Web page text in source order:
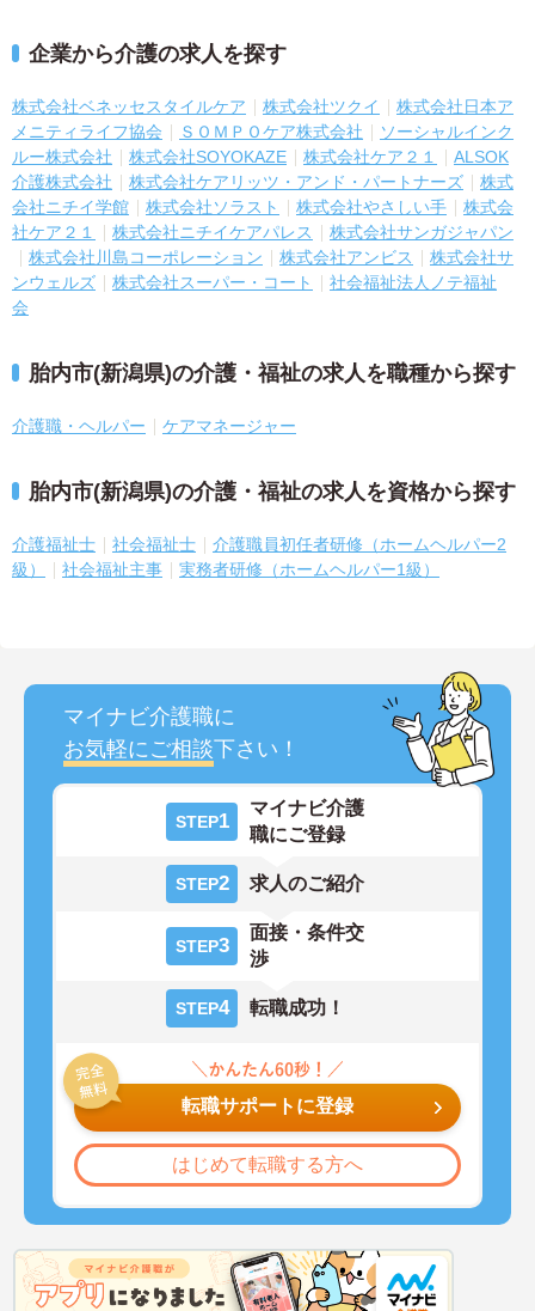
企業から介護の求人を探す
株式会社ベネッセスタイルケア 株式会社ツクイ
株式会社日本ア
メニティライフ協会
ＳＯＭＰＯケア株式会社
ソーシャルインク
ルー株式会社
株式会社SOYOKAZE 株式会社ケア２１
ALSOK
介護株式会社
株式会社ケアリッツ・アンド・パートナーズ
株式
会社ニチイ学館
株式会社ソラスト 株式会社やさしい手
株式会
社ケア２１
株式会社ニチイケアパレス
株式会社サンガジャパン
株式会社川島コーポレーション
株式会社アンビス
株式会社サ
ンウェルズ
株式会社スーパー・コート
社会福祉法人ノテ福祉
会
胎内市(新潟県)の介護・福祉の求人を職種から探す
介護職・ヘルパー ケアマネージャー
胎内市(新潟県)の介護・福祉の求人を資格から探す
介護福祉士 社会福祉士
介護職員初任者研修（ホームヘルパー2
級）
社会福祉主事 実務者研修（ホームヘルパー1級）
マイナビ介護職に
お気軽にご相談下さい！
STEP1
マイナビ介護
職にご登録
STEP2 求人のご紹介
STEP3
面接・条件交
渉
STEP4 転職成功！
転職サポートに登録
はじめて転職する方へ